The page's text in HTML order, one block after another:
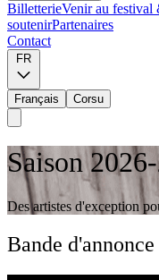
BilletterieVenir au festival
soutenirPartenaires
Contact
Français Corsu
Saison
Des artistes d'exception
Bande d'annonce